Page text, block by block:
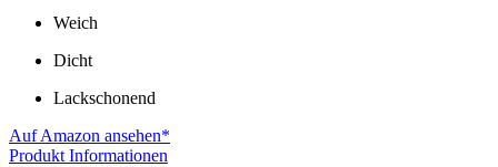
Weich
Dicht
Lackschonend
Auf Amazon ansehen*
Produkt Informationen